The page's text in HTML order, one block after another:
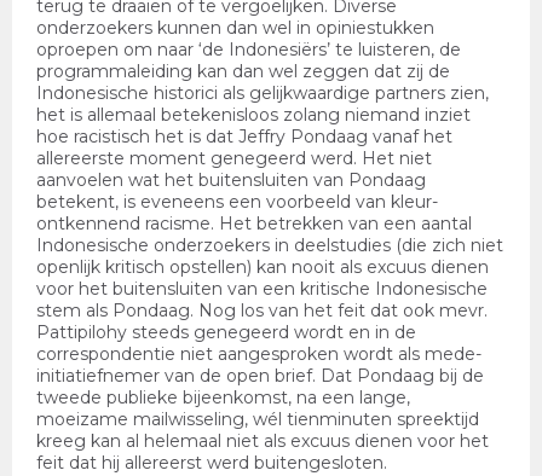
terug te draaien of te vergoelijken. Diverse
onderzoekers kunnen dan wel in opiniestukken
oproepen om naar ‘de Indonesiërs’ te luisteren, de
programmaleiding kan dan wel zeggen dat zij de
Indonesische historici als gelijkwaardige partners zien,
het is allemaal betekenisloos zolang niemand inziet
hoe racistisch het is dat Jeffry Pondaag vanaf het
allereerste moment genegeerd werd. Het niet
aanvoelen wat het buitensluiten van Pondaag
betekent, is eveneens een voorbeeld van kleur-
ontkennend racisme. Het betrekken van een aantal
Indonesische onderzoekers in deelstudies (die zich niet
openlijk kritisch opstellen) kan nooit als excuus dienen
voor het buitensluiten van een kritische Indonesische
stem als Pondaag. Nog los van het feit dat ook mevr.
Pattipilohy steeds genegeerd wordt en in de
correspondentie niet aangesproken wordt als mede-
initiatiefnemer van de open brief. Dat Pondaag bij de
tweede publieke bijeenkomst, na een lange,
moeizame mailwisseling, wél tienminuten spreektijd
kreeg kan al helemaal niet als excuus dienen voor het
feit dat hij allereerst werd buitengesloten.